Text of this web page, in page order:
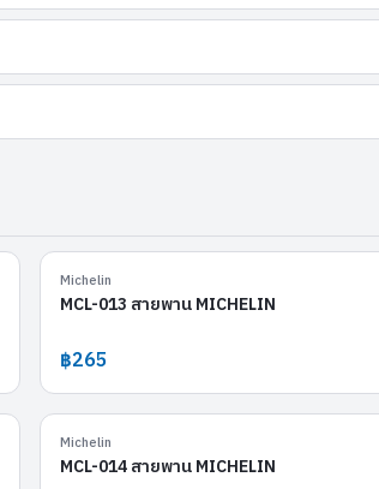
Michelin
MCL-013 สายพาน MICHELIN
฿265
Michelin
MCL-014 สายพาน MICHELIN